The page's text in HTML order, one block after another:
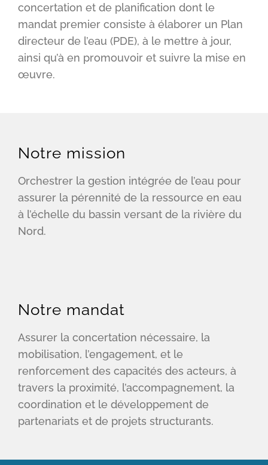
concertation et de planification dont le
mandat premier consiste à élaborer un Plan
directeur de l’eau (PDE), à le mettre à jour,
ainsi qu’à en promouvoir et suivre la mise en
œuvre.
Notre mission
Orchestrer la gestion intégrée de l’eau pour
assurer la pérennité de la ressource en eau
à l’échelle du bassin versant de la rivière du
Nord.
Notre mandat
Assurer la concertation nécessaire, la
mobilisation, l’engagement, et le
renforcement des capacités des acteurs, à
travers la proximité, l’accompagnement, la
coordination et le développement de
partenariats et de projets structurants.